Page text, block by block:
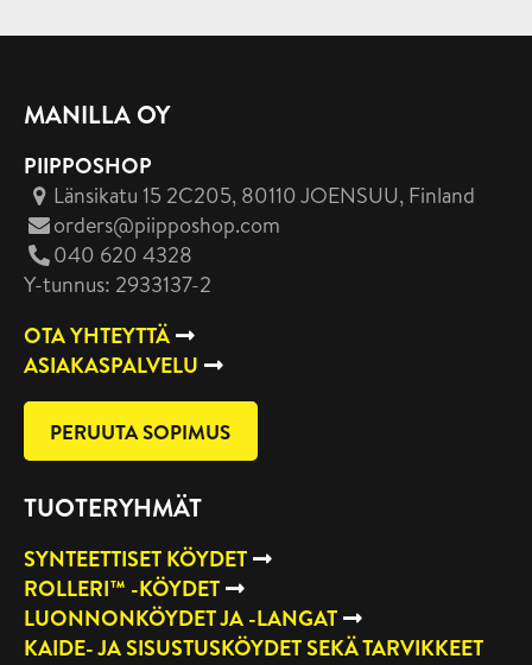
MANILLA OY
PIIPPOSHOP
Länsikatu 15 2C205, 80110 JOENSUU, Finland
orders@piipposhop.com
040 620 4328
Y-tunnus: 2933137-2
OTA YHTEYTTÄ
ASIAKASPALVELU
PERUUTA SOPIMUS
TUOTERYHMÄT
SYNTEETTISET KÖYDET
ROLLERI™ -KÖYDET
LUONNONKÖYDET JA -LANGAT
KAIDE- JA SISUSTUSKÖYDET SEKÄ TARVIKKEET